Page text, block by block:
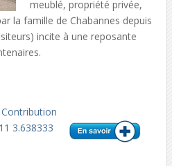
meublé, propriété privée,
la famille de Chabannes depuis
incite à une reposante
Contribution
3.638333